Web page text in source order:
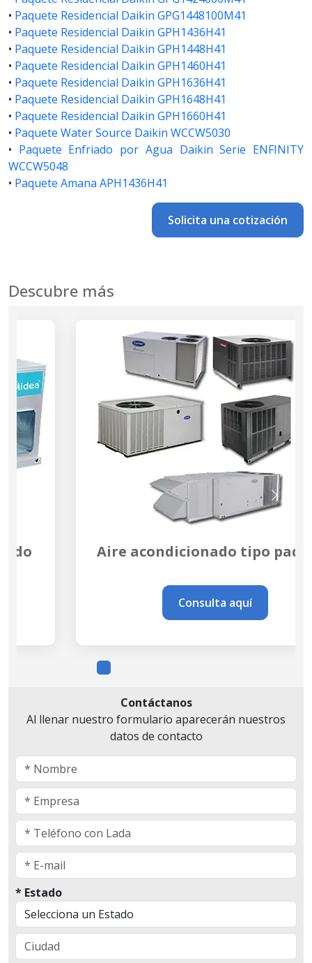
• Paquete Residencial Daikin GPG1448100M41
• Paquete Residencial Daikin GPH1436H41
• Paquete Residencial Daikin GPH1448H41
• Paquete Residencial Daikin GPH1460H41
• Paquete Residencial Daikin GPH1636H41
• Paquete Residencial Daikin GPH1648H41
• Paquete Residencial Daikin GPH1660H41
• Paquete Water Source Daikin WCCW5030
• Paquete Enfriado por Agua Daikin Serie ENFINITY
WCCW5048
• Paquete Amana APH1436H41
Solicita una cotización
Descubre más
Aire acondicionado tipo paquete
Consulta aquí
Contáctanos
Al llenar nuestro formulario aparecerán nuestros
datos de contacto
* Estado